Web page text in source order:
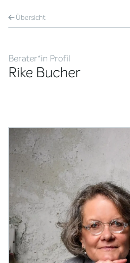
Übersicht
Berater*in Profil
Rike Bucher